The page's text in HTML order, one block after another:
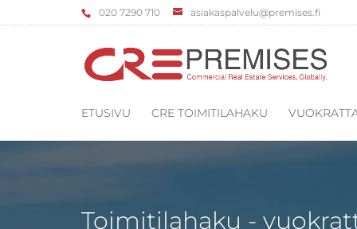
‌020 7290 710 asiakaspalvelu@premises.fi
ETUSIVU CRE TOIMITILAHAKU
Toimitilahaku -